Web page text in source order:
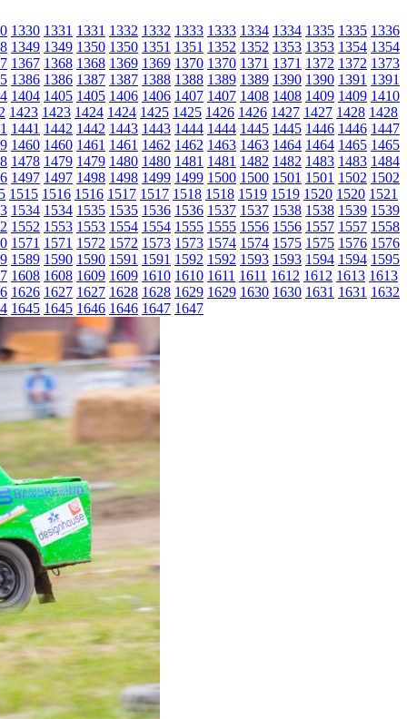
1330 1331 1331 1332 1332 1333 1333 1334 1334 1335 1335 1336
1349 1349 1350 1350 1351 1351 1352 1352 1353 1353 1354 1354
1367 1368 1368 1369 1369 1370 1370 1371 1371 1372 1372 1373
1386 1386 1387 1387 1388 1388 1389 1389 1390 1390 1391 1391
1404 1405 1405 1406 1406 1407 1407 1408 1408 1409 1409 1410
1423 1423 1424 1424 1425 1425 1426 1426 1427 1427 1428 1428
1441 1442 1442 1443 1443 1444 1444 1445 1445 1446 1446 1447
1460 1460 1461 1461 1462 1462 1463 1463 1464 1464 1465 1465
1478 1479 1479 1480 1480 1481 1481 1482 1482 1483 1483 1484
1497 1497 1498 1498 1499 1499 1500 1500 1501 1501 1502 1502
1515 1516 1516 1517 1517 1518 1518 1519 1519 1520 1520 1521
1534 1534 1535 1535 1536 1536 1537 1537 1538 1538 1539 1539
1552 1553 1553 1554 1554 1555 1555 1556 1556 1557 1557 1558
1571 1571 1572 1572 1573 1573 1574 1574 1575 1575 1576 1576
1589 1590 1590 1591 1591 1592 1592 1593 1593 1594 1594 1595
1608 1608 1609 1609 1610 1610 1611 1611 1612 1612 1613 1613
1626 1627 1627 1628 1628 1629 1629 1630 1630 1631 1631 1632
1645 1645 1646 1646 1647 1647